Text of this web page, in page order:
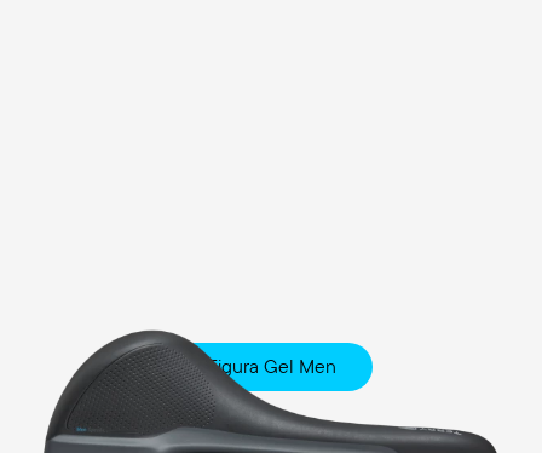
Figura Gel Men
Fitness